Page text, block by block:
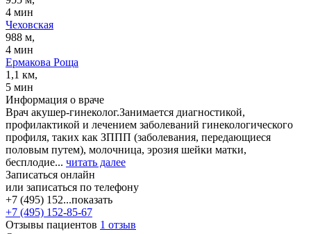
4 мин
Чеховская
988 м,
4 мин
Ермакова Роща
1,1 км,
5 мин
Информация о враче
Врач акушер-гинеколог.Занимается диагностикой,
профилактикой и лечением заболеваний гинекологического
профиля, таких как ЗППП (заболевания, передающиеся
половым путем), молочница, эрозия шейки матки,
бесплодие... читать далее
Записаться онлайн
или записаться по телефону
+7 (495) 152...показать
+7 (495) 152-85-67
Отзывы пациентов 1 отзыв